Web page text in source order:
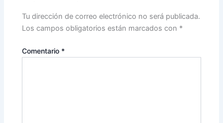
Tu dirección de correo electrónico no será publicada.
Los campos obligatorios están marcados con *
Comentario *